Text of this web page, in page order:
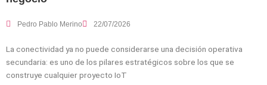
Pedro Pablo Merino 22/07/2026
La conectividad ya no puede considerarse una decisión operativa
secundaria: es uno de los pilares estratégicos sobre los que se
construye cualquier proyecto IoT